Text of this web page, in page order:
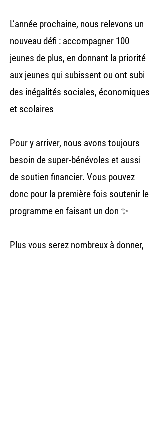
L’année prochaine, nous relevons un
nouveau défi : accompagner 100
jeunes de plus, en donnant la priorité
aux jeunes qui subissent ou ont subi
des inégalités sociales, économiques
et scolaires
Pour y arriver, nous avons toujours
besoin de super-bénévoles et aussi
de soutien financier. Vous pouvez
donc pour la première fois soutenir le
programme en faisant un don ✨
Plus vous serez nombreux à donner,